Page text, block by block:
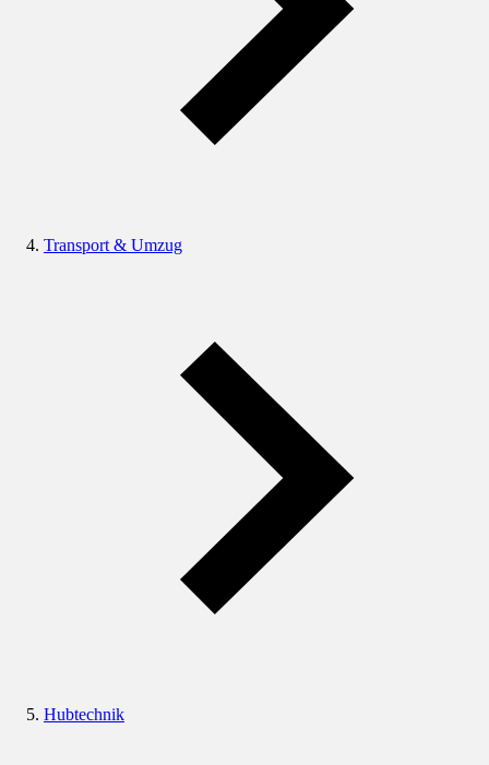
Transport & Umzug
Hubtechnik